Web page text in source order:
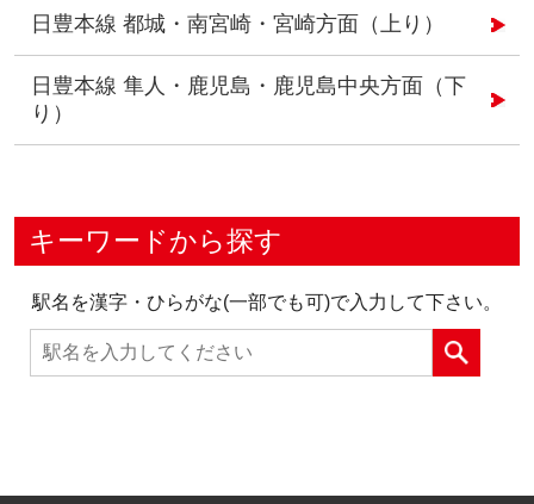
日豊本線 都城・南宮崎・宮崎方面（上り）
日豊本線 隼人・鹿児島・鹿児島中央方面（下
り）
キーワードから探す
駅名を漢字・ひらがな(一部でも可)で入力して下さい。